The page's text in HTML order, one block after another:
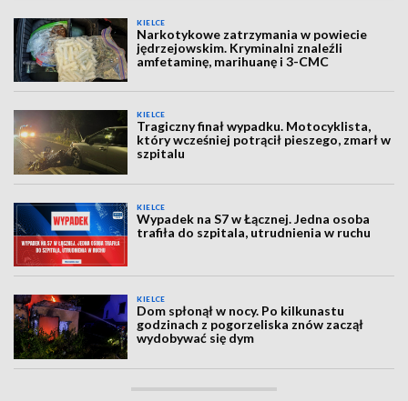
KIELCE
Narkotykowe zatrzymania w powiecie
jędrzejowskim. Kryminalni znaleźli
amfetaminę, marihuanę i 3-CMC
KIELCE
Tragiczny finał wypadku. Motocyklista,
który wcześniej potrącił pieszego, zmarł w
szpitalu
KIELCE
Wypadek na S7 w Łącznej. Jedna osoba
trafiła do szpitala, utrudnienia w ruchu
KIELCE
Dom spłonął w nocy. Po kilkunastu
godzinach z pogorzeliska znów zaczął
wydobywać się dym